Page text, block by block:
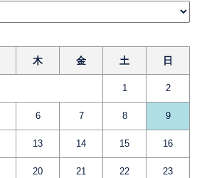
木 金 土 日
1 2
6 7 8 9
13 14 15 16
20 21 22 23